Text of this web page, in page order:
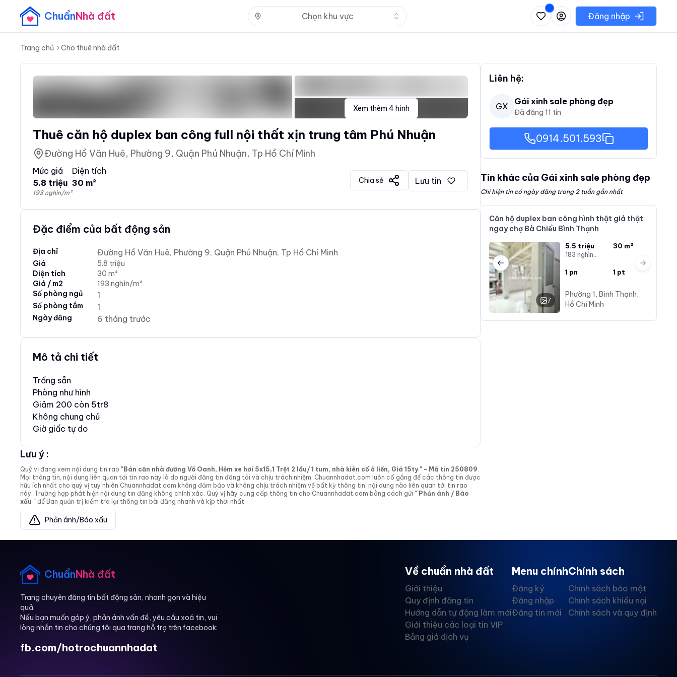
ChuẩnNhà đất Chọn khu vực Nhấn để mở danh sách các khu vực có thể chọnĐăng nhập
Trang chủ Cho thuê nhà đất
Xem thêm4 hình
Thuê căn hộ duplex ban công full nội thất xịn trung tâm Phú Nhuận
Đường Hồ Văn Huê, Phường 9, Quận Phú Nhuận, Tp Hồ Chí Minh
Mức giá
5.8 triệu
193 nghìn/m²
Diện tích
30 m²
Chia sẻ Lưu tin
Đặc điểm của bất động sản
Địa chỉ Đường Hồ Văn Huê, Phường 9, Quận Phú Nhuận, Tp Hồ Chí Minh
Giá
5.8 triệu
Diện tích
30 m²
Giá / m2
193 nghìn/m²
Số phòng ngủ
1
Số phòng tắm 1
Ngày đăng 6 tháng trước
Mô tả chi tiết
Trống sẵn
Phòng như hình
Giảm 200 còn 5tr8
Không chung chủ
Giờ giấc tự do
Lưu ý :
Quý vị đang xem nội dung tin rao "Bán căn nhà đường Võ Oanh, Hẻm xe hơi 5x15,1 Trệt 2 lầu/ 1 tum, nhà kiên cố ở liền, Giá 15ty " - Mã tin 250809.
Mọi thông tin, nội dung liên quan tới tin rao này là do người đăng tin đăng tải và chịu trách nhiệm. Chuannhadat.com luôn cố gắng để các thông tin được
hữu ích nhất cho quý vị tuy nhiên Chuannhadat.com không đảm bảo và không chịu trách nhiệm về bất kỳ thông tin, nội dung nào liên quan tới tin rao
này. Trường hợp phát hiện nội dung tin đăng không chính xác. Quý vị hãy cung cấp thông tin cho Chuannhadat.com bằng cách gửi " Phản ánh / Báo
xấu " để Ban quản trị kiểm tra lại thông tin bài đăng nhanh và kịp thời nhất.
Phản ánh/Báo xấu
Liên hệ:
GX Gái xinh sale phòng đẹp
Đã đăng 11 tin
0914.501.593
Tin khác của Gái xinh sale phòng đẹp
Chỉ hiện tin có ngày đăng trong 2 tuần gần nhất
Căn hộ duplex ban công hình thật giá thật
ngay chợ Bà Chiểu Bình Thạnh
7
5.5 triệu
30 m²
1 pn 1 pt
Phường 1, Bình Thạnh,
Hồ Chí Minh
Previous slide Next slide
ChuẩnNhà đất
Trang chuyên đăng tin bất động sản, nhanh gọn và hiệu
quả.
Nếu bạn muốn góp ý, phản ánh vấn đề, yêu cầu xoá tin, vui
lòng nhắn tin cho chúng tôi qua trang hỗ trợ trên facebook:
fb.com/hotrochuannhadat
Về chuẩn nhà đất
Giới thiệu
Quy định đăng tin
Hướng dẫn tự động làm mới
Giới thiệu các loại tin VIP
Bảng giá dịch vụ
Menu chính
Đăng ký
Đăng nhập
Đăng tin mới
Chính sách
Chính sách bảo mật
Chính sách khiếu nại
Chính sách và quy định